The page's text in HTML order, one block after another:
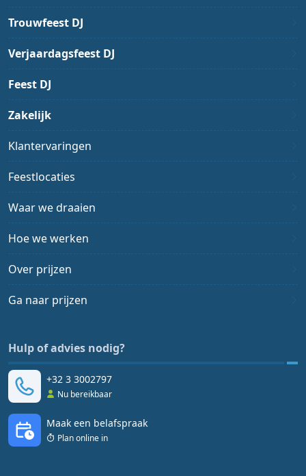
Trouwfeest DJ
Verjaardagsfeest DJ
Feest DJ
Zakelijk
Klantervaringen
Feestlocaties
Waar we draaien
Hoe we werken
Over prijzen
Ga naar prijzen
Hulp of advies nodig?
+32 3 3002797
Nu bereikbaar
Maak een belafspraak
Plan online in